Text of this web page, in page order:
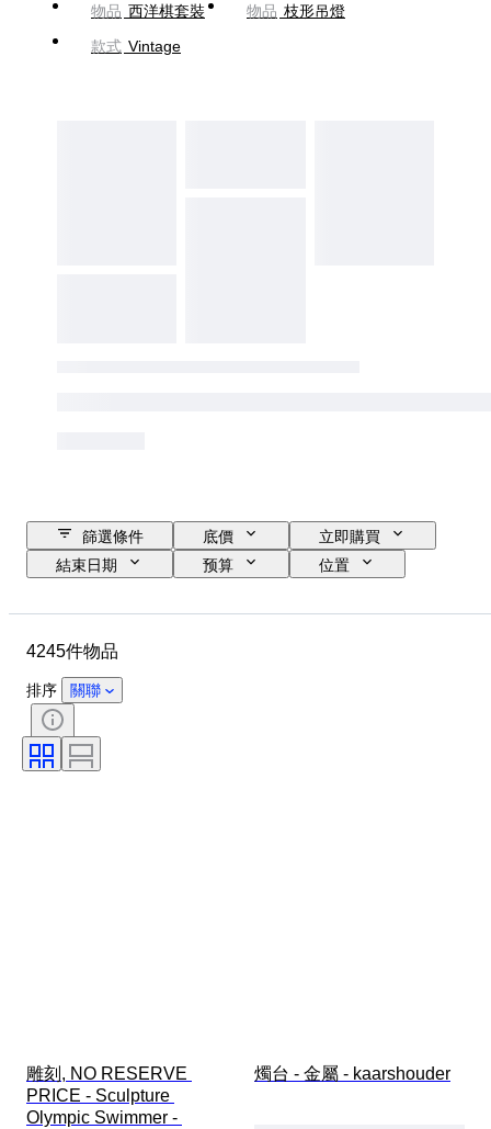
物品 西洋棋套裝 物品 枝形吊燈
款式 Vintage
篩選條件 底價
立即購買
結束日期
预算
位置
性別
證明
技術
顏色
療程
4245件物品
排序 關聯
雕刻, NO RESERVE
PRICE - Sculpture
Olympic Swimmer -
燭台 - 金屬 - kaarshouder